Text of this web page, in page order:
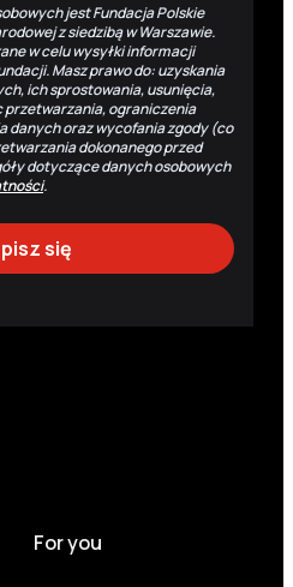
jest Fundacja Polskie
z siedzibą w Warszawie.
w celu wysyłki informacji
Masz prawo do: uzyskania
ich sprostowania, usunięcia,
przetwarzania, ograniczenia
danych oraz wycofania zgody (co
dokonanego przed
dotyczące danych osobowych
.
For you